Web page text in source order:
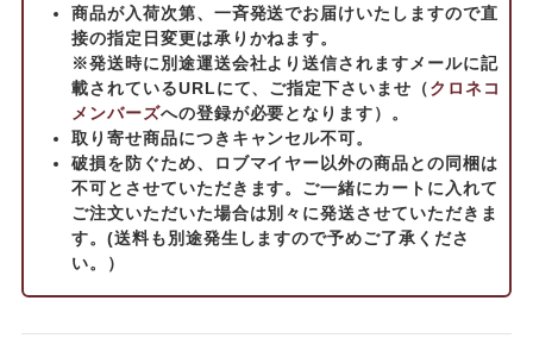
商品が入荷次第、一斉発送でお届けいたしますので直
接の指定日変更は承りかねます。
※発送時に別途運送会社より送信されますメールに記
載されているURLにて、ご指定下さいませ（クロネコ
メンバーズへの登録が必要となります）。
取り寄せ商品につきキャンセル不可。
破損を防ぐため、ロブマイヤー以外の商品との同梱は
不可とさせていただきます。ご一緒にカートに入れて
ご注文いただいた場合は別々に発送させていただきま
す。(送料も別途発生しますので予めご了承くださ
い。）